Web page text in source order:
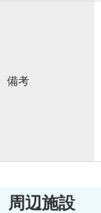
備考
周辺施設